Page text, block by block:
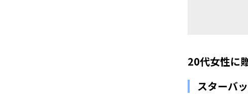
20代女性に
スターバ